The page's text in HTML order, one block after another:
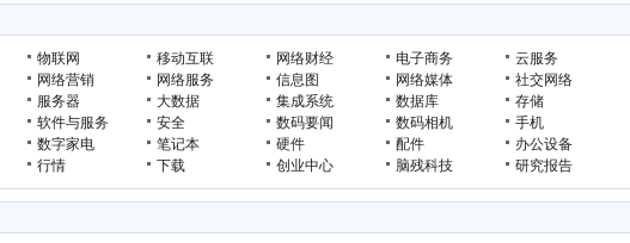
物联网 移动互联 网络财经 电子商务
云服务
网络营销 网络服务 信息图 网络媒体
社交网络
服务器 大数据 集成系统 数据库
存储
软件与服务 安全 数码要闻 数码相机
手机
数字家电 笔记本 硬件 配件
办公设备
行情 下载 创业中心 脑残科技 研究报告